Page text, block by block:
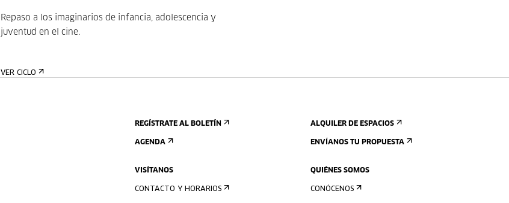
Repaso a los imaginarios de infancia, adolescencia y
juventud en el cine.
VER CICLO
REGÍSTRATE AL BOLETÍN
AGENDA
VISÍTANOS
CONTACTO Y HORARIOS
ALQUILER DE ESPACIOS
ENVÍANOS TU PROPUESTA
QUIÉNES SOMOS
CONÓCENOS